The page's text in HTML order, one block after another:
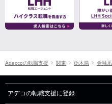
Adeccoの転職支援 関東 栃木県 金融系
アデコの転職支援に登録